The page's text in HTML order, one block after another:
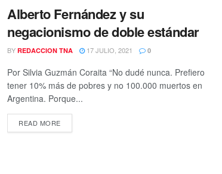
Alberto Fernández y su
negacionismo de doble estándar
BY REDACCION TNA 17 JULIO, 2021 0
Por Silvia Guzmán Coraita “No dudé nunca. Prefiero
tener 10% más de pobres y no 100.000 muertos en
Argentina. Porque...
READ MOREDETAILS